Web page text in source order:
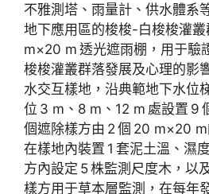
不雅測塔、雨量計、供水體系
地下應用區的梭梭-白梭梭灌叢
m×20 m 透光遮雨棚，用于驗
梭梭灌叢群落發展及心理的影
水交互樣地，沿典範地下水位
位 3 m、8 m、12 m 處設置 9
個遮除樣方由 2 個 20 m×20 m
在樣地內裝置 1 套泥土溫、濕
方內設定 5 株監測尺度木，以
樣方用于草本層監測，在每年